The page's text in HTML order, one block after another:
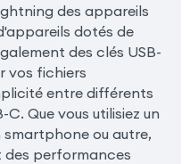
des appareils
dotés de
des clés USB-
vos fichiers
entre différents
Que vous utilisiez un
ou autre,
des performances